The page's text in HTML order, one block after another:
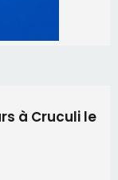
à Cruculi le